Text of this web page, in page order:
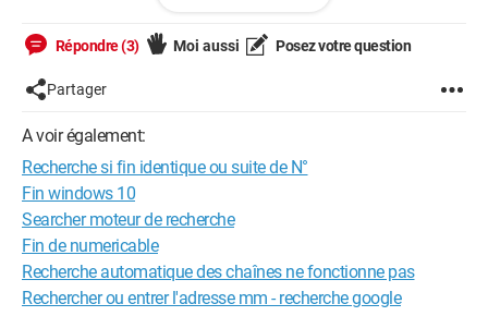
A1 B1 C1 D1 E1
21 31 15 7 9
en F2 formule qui me dit si j'ai des fins identiques de N°
(=fin_id(A1:E1.....) existe t il une formule
merci beaucoup
vous êtes super!
merci à tous
Répondre (3) Moi aussi Posez votre question
Partager
A voir également:
Recherche si fin identique ou suite de N°
Fin windows 10
Searcher moteur de recherche
Fin de numericable
Recherche automatique des chaînes ne fonctionne pas
Rechercher ou entrer l'adresse mm - recherche google